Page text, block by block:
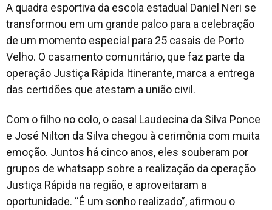
A quadra esportiva da escola estadual Daniel Neri se
transformou em um grande palco para a celebração
de um momento especial para 25 casais de Porto
Velho. O casamento comunitário, que faz parte da
operação Justiça Rápida Itinerante, marca a entrega
das certidões que atestam a união civil.
Com o filho no colo, o casal Laudecina da Silva Ponce
e José Nilton da Silva chegou à cerimônia com muita
emoção. Juntos há cinco anos, eles souberam por
grupos de whatsapp sobre a realização da operação
Justiça Rápida na região, e aproveitaram a
oportunidade. “É um sonho realizado”, afirmou o